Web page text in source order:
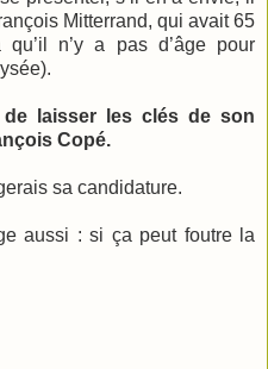
Mitterrand, qui avait 65
n’y a pas d’âge pour
de laisser les clés de son
Copé.
sa candidature.
aussi : si ça peut foutre la